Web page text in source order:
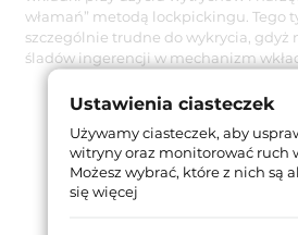
włamań” metodą lockpickingu. Tego
szczególnie trudne do wykrycia, gdyż
śladów ingerencji w mechanizm
Ustawienia ciasteczek
Używamy ciasteczek, aby
witryny oraz monitorować ruch
Możesz wybrać, które z nich są
się więcej